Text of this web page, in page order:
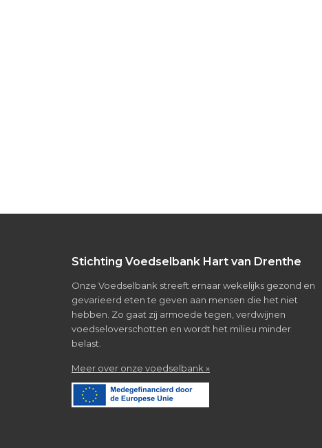
Stichting Voedselbank Hart van Drenthe
Onze Voedselbank streeft ernaar wekelijks gezond en
gevarieerd eten te geven aan mensen die het niet
hebben. Zo gaat zij armoede tegen, verdwijnen
voedseloverschotten en wordt het milieu minder
belast.
Meer over onze voedselbank »about